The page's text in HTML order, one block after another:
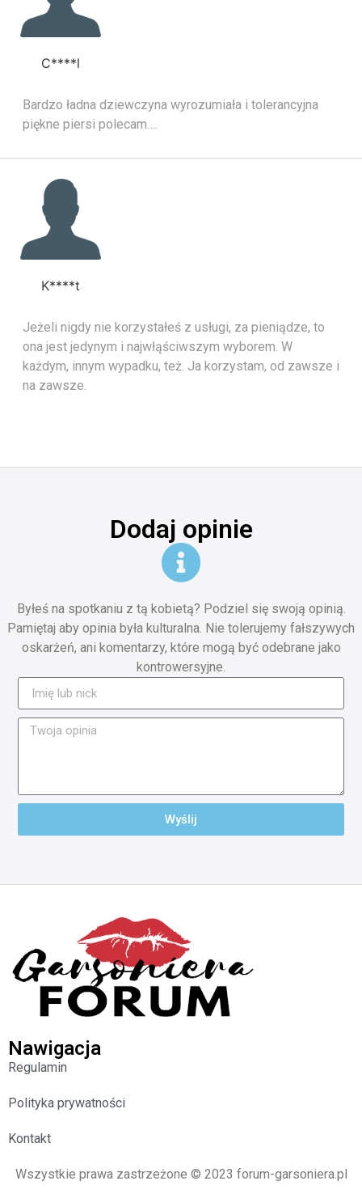
C****l
Bardzo ładna dziewczyna wyrozumiała i tolerancyjna
piękne piersi polecam….
K****t
Jeżeli nigdy nie korzystałeś z usługi, za pieniądze, to
ona jest jedynym i najwłąściwszym wyborem. W
każdym, innym wypadku, też. Ja korzystam, od zawsze i
na zawsze.
Dodaj opinie
Byłeś na spotkaniu z tą kobietą? Podziel się swoją opinią.
Pamiętaj aby opinia była kulturalna. Nie tolerujemy fałszywych
oskarżeń, ani komentarzy, które mogą być odebrane jako
kontrowersyjne.
Wyślij
Nawigacja
Regulamin
Polityka prywatności
Kontakt
Wszystkie prawa zastrzeżone © 2023 forum-garsoniera.pl